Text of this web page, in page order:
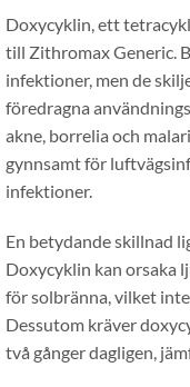
Doxycyklin, ett
till Zithromax Generic.
infektioner, men de
föredragna
akne, borrelia och
gynnsamt för
infektioner.
En betydande skillnad
Doxycyklin kan orsaka
för solbränna, vilket
Dessutom kräver
två gånger dagligen,